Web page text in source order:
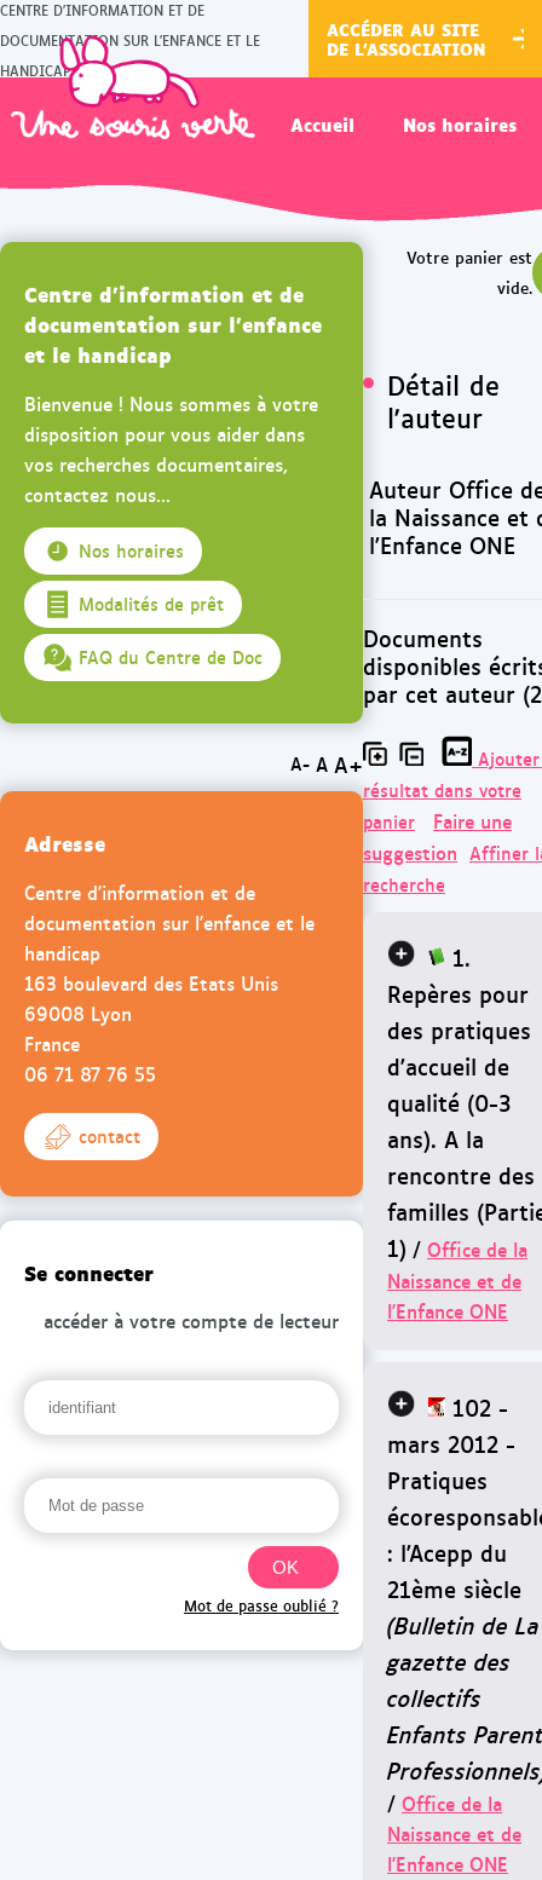
CENTRE D'INFORMATION ET DE
DOCUMENTATION SUR L'ENFANCE ET LE
HANDICAP
ACCÉDER AU SITE
DE L'ASSOCIATION
Accueil Nos horaires
Détail de
l'auteur
Auteur Office
la Naissance et
l'Enfance ONE
Documents
disponibles
par cet auteur
résultat dans votre
panier
Faire une
suggestion Affiner
recherche
1.
Repères pour
des pratiques
d'accueil de
qualité (0-3
ans). A la
rencontre des
familles
1) / Office de la
Naissance et de
l'Enfance ONE
102 -
mars 2012 -
Pratiques
: l'Acepp du
21ème siècle
(Bulletin de La
gazette des
collectifs
Enfants
/ Office de la
Naissance et de
l'Enfance ONE
Centre d'information et de
documentation sur l'enfance
et le handicap
Bienvenue ! Nous sommes à votre
disposition pour vous aider dans
vos recherches documentaires,
contactez nous...
Nos horaires
Modalités de prêt
FAQ du Centre de Doc
A- A A+
Adresse
Centre d'information et de
documentation sur l'enfance et le
handicap
163 boulevard des Etats Unis
69008 Lyon
France
06 71 87 76 55
contact
Se connecter
accéder à votre compte de lecteur
Mot de passe oublié ?